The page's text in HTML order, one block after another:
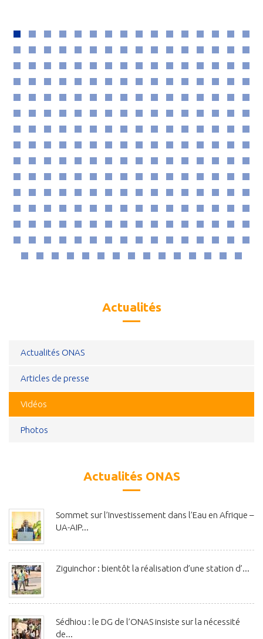
Actualités
Actualités ONAS
Articles de presse
Vidéos
Photos
Actualités ONAS
Sommet sur l’Investissement dans l’Eau en Afrique –
UA-AIP...
Ziguinchor : bientôt la réalisation d’une station d’...
Sédhiou : le DG de l’ONAS insiste sur la nécessité
de...